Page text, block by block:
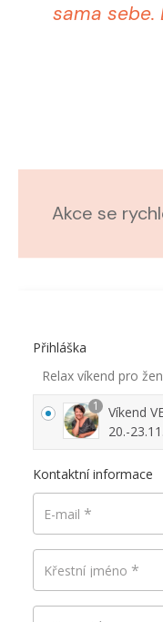
sama sebe.
Akce se
Přihláška
Relax víkend pro
1
Víkend
20.-
Kontaktní informace
E-mail *
Křestní jméno *